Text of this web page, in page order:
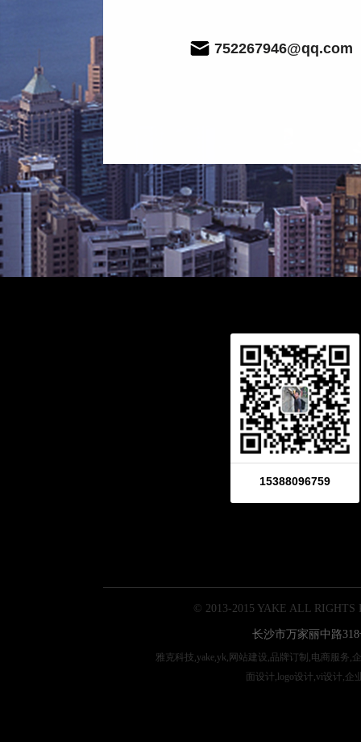
752267946@qq.com
15388096759
© 2013-2015 YAKE ALL RIGHTS
长沙市万家丽中路
雅克科技,yake,yk,网站建设,品牌订制,电商服务,
面设计,logo设计,vi设计,企